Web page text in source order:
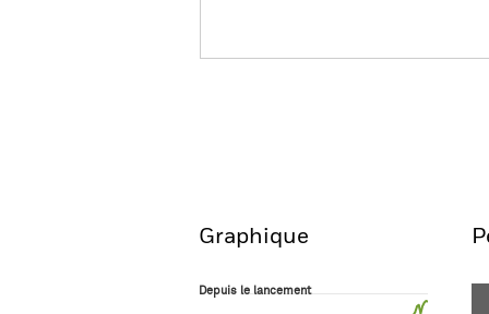
Graphique
Depuis le lancement
Depuis le lancement